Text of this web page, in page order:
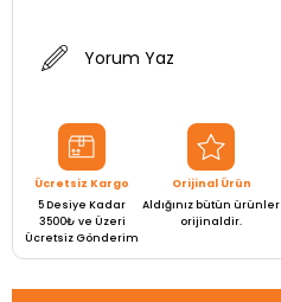
Yorum Yaz
Ücretsiz Kargo
5 Desiye Kadar
3500₺ ve Üzeri
Ücretsiz Gönderim
Orijinal Ürün
Aldığınız bütün ürünler
orijinaldir.